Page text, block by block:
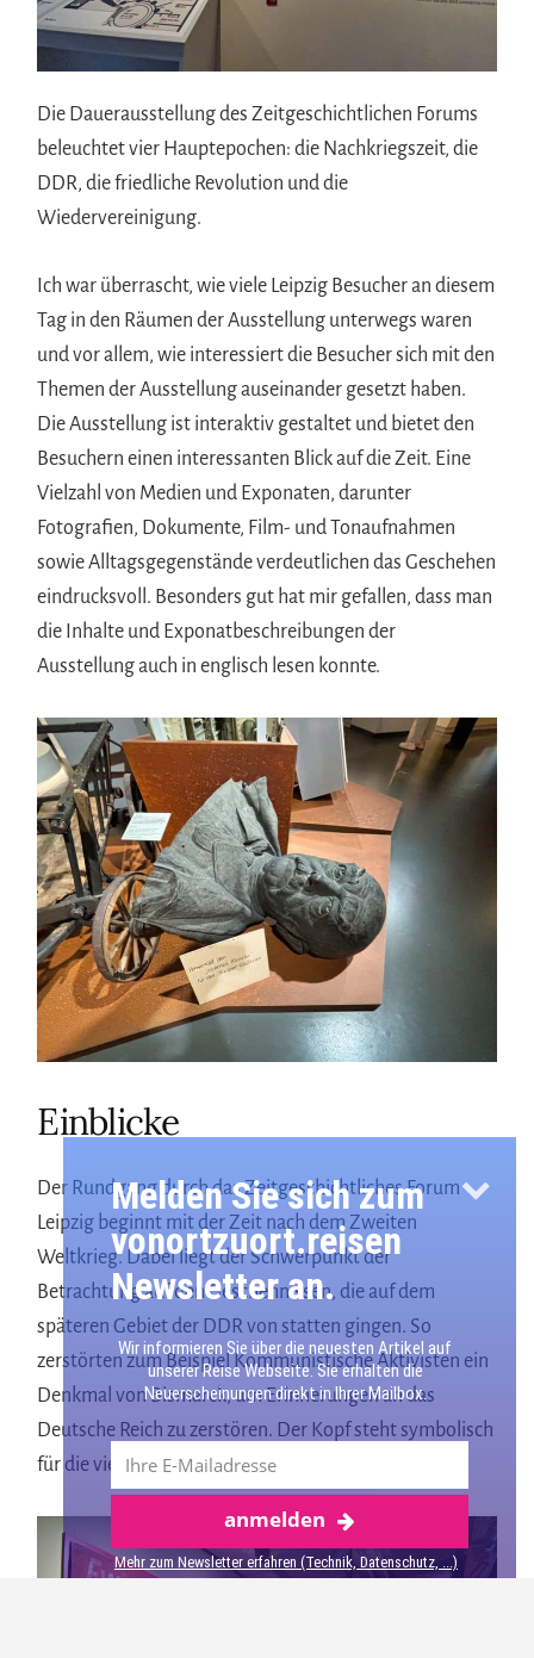
Die Dauerausstellung des Zeitgeschichtlichen Forums
beleuchtet vier Hauptepochen: die Nachkriegszeit, die
DDR, die friedliche Revolution und die
Wiedervereinigung.
Ich war überrascht, wie viele Leipzig Besucher an diesem
Tag in den Räumen der Ausstellung unterwegs waren
und vor allem, wie interessiert die Besucher sich mit den
Themen der Ausstellung auseinander gesetzt haben.
Die Ausstellung ist interaktiv gestaltet und bietet den
Besuchern einen interessanten Blick auf die Zeit. Eine
Vielzahl von Medien und Exponaten, darunter
Fotografien, Dokumente, Film- und Tonaufnahmen
sowie Alltagsgegenstände verdeutlichen das Geschehen
eindrucksvoll. Besonders gut hat mir gefallen, dass man
die Inhalte und Exponatbeschreibungen der
Ausstellung auch in englisch lesen konnte.
Einblicke
Der Rundgang durch das Zeitgeschichtliches Forum
Leipzig beginnt mit der Zeit nach dem Zweiten
Weltkrieg. Dabei liegt der Schwerpunkt der
Betrachtung auf den Geschehnissen, die auf dem
späteren Gebiet der DDR von statten gingen. So
zerstörten zum Beispiel Kommunistische Aktivisten ein
Denkmal von Bismarck, um Erinnerungen an das
Deutsche Reich zu zerstören. Der Kopf steht symbolisch
für die vielen zerstörten Kunstgüter in dieser Zeit.
Mehr über Leipzig
Melden Sie sich zum
vonortzuort.reisen
Newsletter an.
Wir informieren Sie über die neuesten Artikel auf
unserer Reise Webseite. Sie erhalten die
Neuerscheinungen direkt in Ihrer Mailbox.
anmelden
Mehr zum Newsletter erfahren (Technik, Datenschutz, ...)